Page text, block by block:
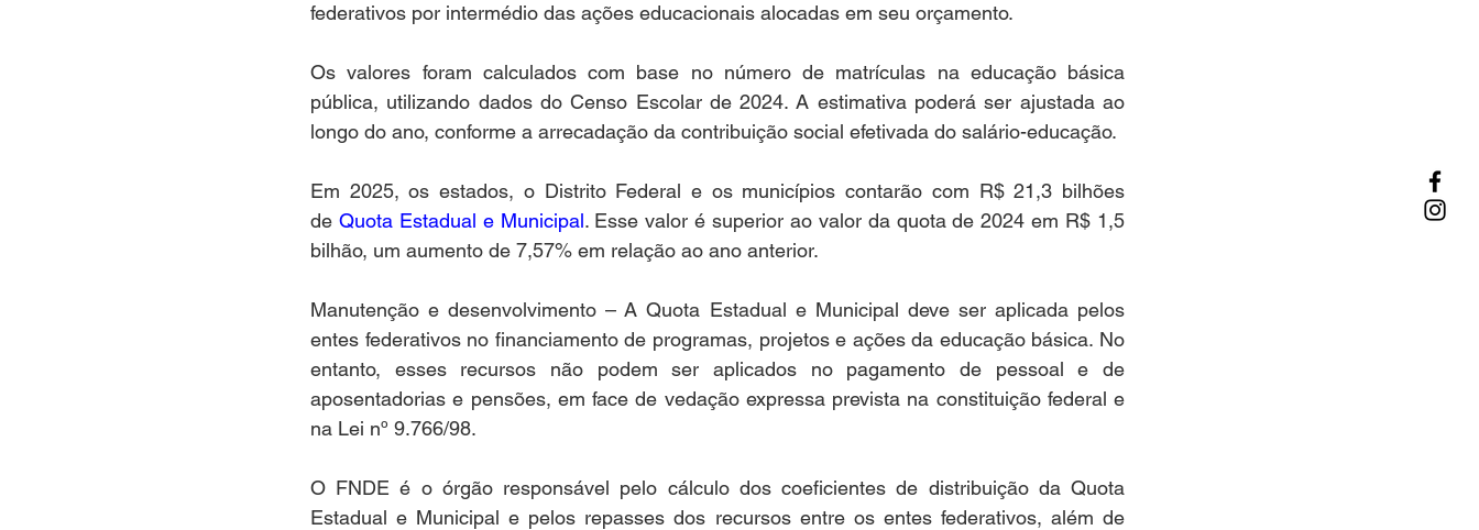
federativos por intermédio das ações educacionais alocadas em seu orçamento.
Os valores foram calculados com base no número de matrículas na educação básica
pública, utilizando dados do Censo Escolar de 2024. A estimativa poderá ser ajustada ao
longo do ano, conforme a arrecadação da contribuição social efetivada do salário-educação.
Em 2025, os estados, o Distrito Federal e os municípios contarão com R$ 21,3 bilhões
de Quota Estadual e Municipal. Esse valor é superior ao valor da quota de 2024 em R$ 1,5
bilhão, um aumento de 7,57% em relação ao ano anterior.
Manutenção e desenvolvimento – A Quota Estadual e Municipal deve ser aplicada pelos
entes federativos no financiamento de programas, projetos e ações da educação básica. No
entanto, esses recursos não podem ser aplicados no pagamento de pessoal e de
aposentadorias e pensões, em face de vedação expressa prevista na constituição federal e
na Lei nº 9.766/98.
O FNDE é o órgão responsável pelo cálculo dos coeficientes de distribuição da Quota
Estadual e Municipal e pelos repasses dos recursos entre os entes federativos, além de